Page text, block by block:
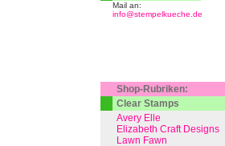
Mail an:
info@stempelkueche.de
Shop-Rubriken:
Clear Stamps
Avery Elle
Elizabeth Craft Designs
Lawn Fawn